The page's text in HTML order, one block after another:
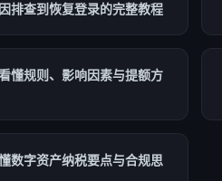
排查到恢复登录的完整教程
懂规则、影响因素与提额方
数字资产纳税要点与合规思